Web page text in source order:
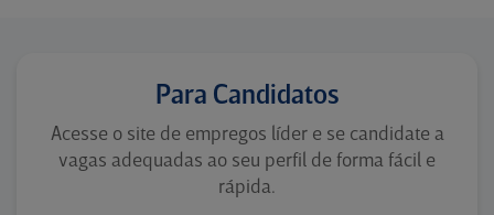
Para Candidatos
Acesse o site de empregos líder e se candidate a
vagas adequadas ao seu perfil de forma fácil e
rápida.